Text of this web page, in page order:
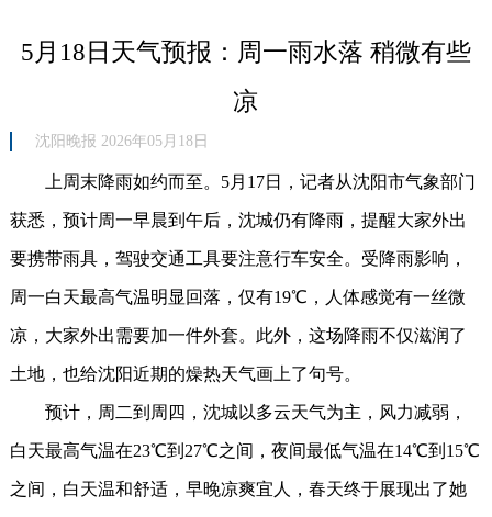
5月18日天气预报：周一雨水落 稍微有些
凉
沈阳晚报 2026年05月18日
上周末降雨如约而至。5月17日，记者从沈阳市气象部门
获悉，预计周一早晨到午后，沈城仍有降雨，提醒大家外出
要携带雨具，驾驶交通工具要注意行车安全。受降雨影响，
周一白天最高气温明显回落，仅有19℃，人体感觉有一丝微
凉，大家外出需要加一件外套。此外，这场降雨不仅滋润了
土地，也给沈阳近期的燥热天气画上了句号。
预计，周二到周四，沈城以多云天气为主，风力减弱，
白天最高气温在23℃到27℃之间，夜间最低气温在14℃到15℃
之间，白天温和舒适，早晚凉爽宜人，春天终于展现出了她